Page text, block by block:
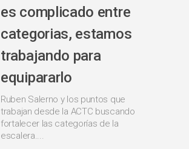
es complicado entre
categorias, estamos
trabajando para
equipararlo
Ruben Salerno y los puntos que
trabajan desde la ACTC buscando
fortalecer las categorías de la
escalera....